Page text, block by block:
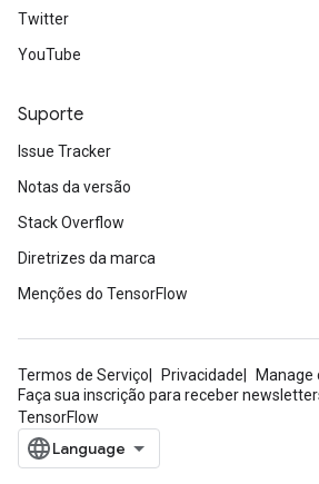
Twitter
YouTube
Suporte
Issue Tracker
Notas da versão
Stack Overflow
Diretrizes da marca
Menções do TensorFlow
Termos de Serviço Privacidade
Manage
Faça sua inscrição para receber
TensorFlow